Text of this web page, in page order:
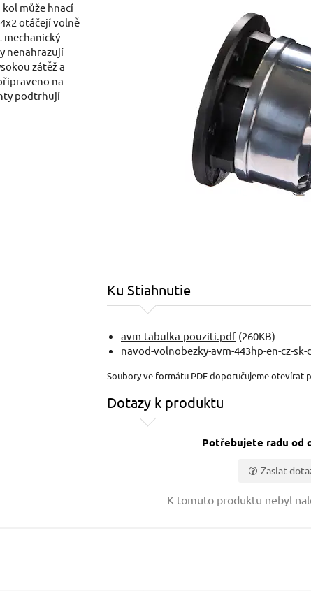
může hnací
otáčejí volně
mechanický
nenahrazují
zátěž a
na
podtrhují
Ku Stiahnutie
avm-tabulka-pouziti.pdf (260KB)
navod-volnobezky-avm-443hp-en-cz-
Soubory ve formátu PDF doporučujeme otevírat
Dotazy k produktu
Potřebujete radu od
Zaslat
K tomuto produktu nebyl